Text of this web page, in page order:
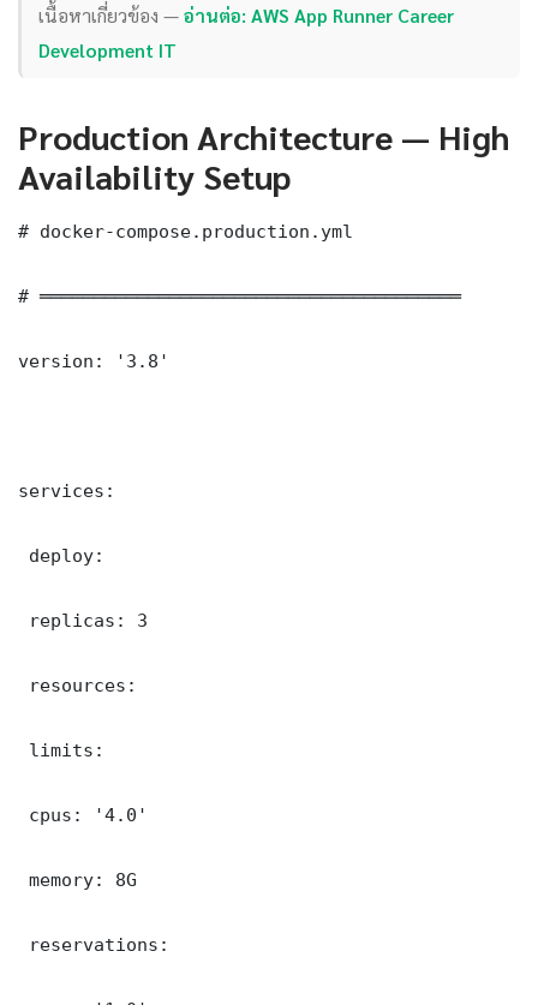
เนื้อหาเกี่ยวข้อง —อ่านต่อ: AWS App Runner Career
Development IT
Production Architecture — High
Availability Setup
# docker-compose.production.yml
# ═══════════════════════════════════════
version: '3.8'
services:
deploy:
replicas: 3
resources:
limits:
cpus: '4.0'
memory: 8G
reservations: